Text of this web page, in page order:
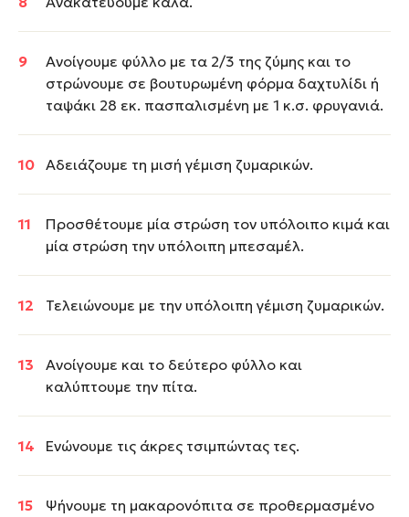
Ανοίγουμε φύλλο με τα 2/3 της ζύμης και το
στρώνουμε σε βουτυρωμένη φόρμα δαχτυλίδι ή
ταψάκι 28 εκ. πασπαλισμένη με 1 κ.σ. φρυγανιά.
Αδειάζουμε τη μισή γέμιση ζυμαρικών.
Προσθέτουμε μία στρώση τον υπόλοιπο κιμά και
μία στρώση την υπόλοιπη μπεσαμέλ.
Τελειώνουμε με την υπόλοιπη γέμιση ζυμαρικών.
Ανοίγουμε και το δεύτερο φύλλο και
καλύπτουμε την πίτα.
Ενώνουμε τις άκρες τσιμπώντας τες.
Ψήνουμε τη μακαρονόπιτα σε προθερμασμένο